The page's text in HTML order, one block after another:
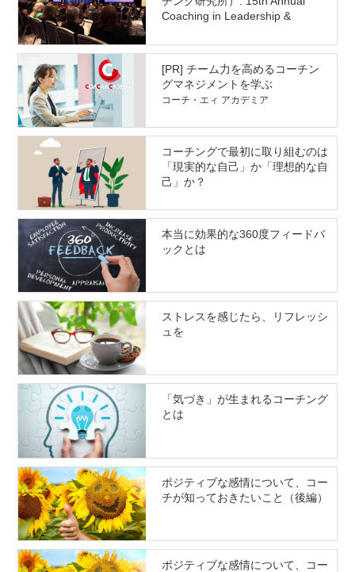
Coaching in Leadership &
究発表レポート
[PR] チーム力を高めるコーチン
グマネジメントを学ぶ
コーチ・エィ アカデミア
コーチングで最初に取り組むのは
「現実的な自己」か「理想的な自
己」か？
本当に効果的な360度フィードバ
ックとは
ストレスを感じたら、リフレッシ
ュを
「気づき」が生まれるコーチング
とは
ポジティブな感情について、コー
チが知っておきたいこと（後編）
ポジティブな感情について、コー